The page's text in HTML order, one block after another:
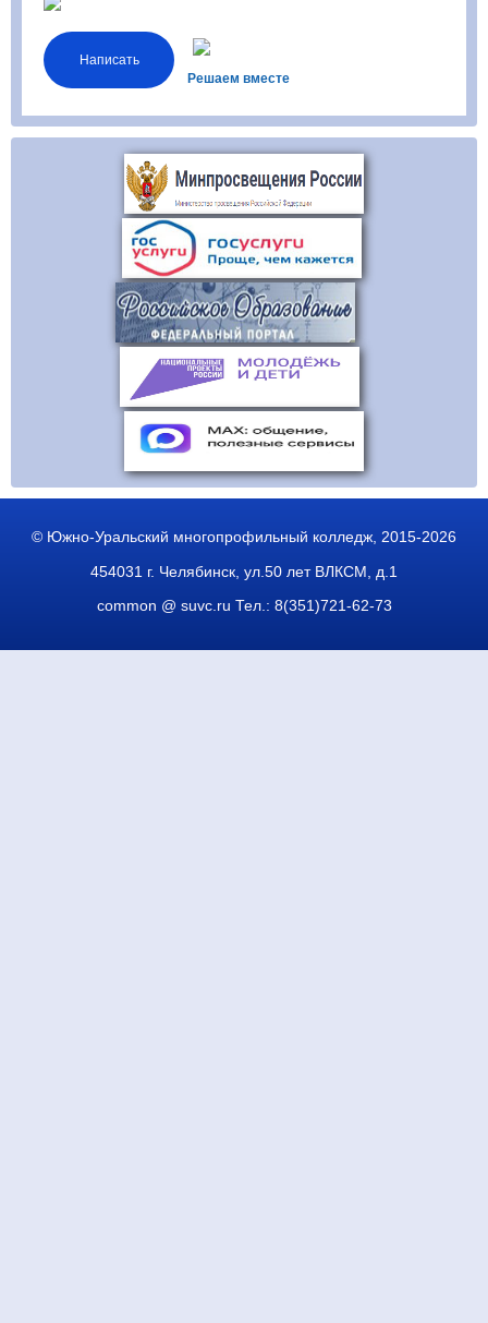
Написать
Решаем вместе
© Южно-Уральский многопрофильный колледж, 2015-2026
454031 г. Челябинск, ул.50 лет ВЛКСМ, д.1
common @ suvc.ru Тел.: 8(351)721-62-73